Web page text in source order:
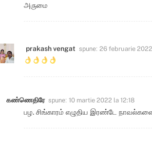
அருமை
prakash vengat spune: 26 februarie
கண்ணெதிரே spune: 10 martie 2022 la 12:18
பழ. சிங்காரம் எழுதிய இரண்டே